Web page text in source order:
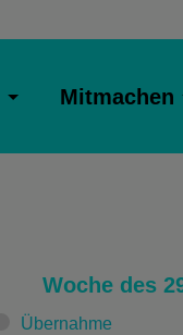
Mitmachen
Woche des
Übernahme